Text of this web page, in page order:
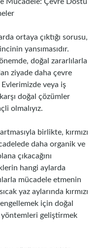
ortaya çıktığı sorusu,
yansımasıdır.
doğal zararlılarla
ziyade daha çevre
Evlerimizde veya iş
doğal çözümler
olmalıyız.
birlikte, kırmızı
daha organik ve
çıkacağını
hangi aylarda
mücadele etmenin
yaz aylarında kırmızı
için doğal
geliştirmek